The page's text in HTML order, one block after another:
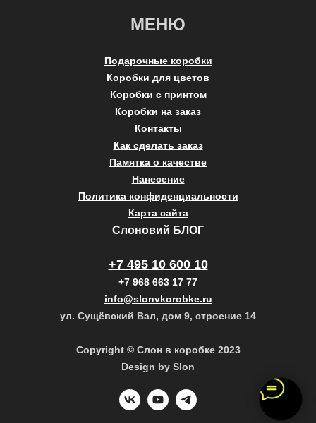
МЕНЮ
Подарочные коробки
Коробки для цветов
Коробки с принтом
Коробки на заказ
Контакты
Как сделать заказ
Памятка о качестве
Нанесение
Политика конфиденциальности
Карта сайта
Слоновий БЛОГ
+7 495 10 600 10
+7 968 663 17 77
info@slonvkorobke.ru
ул. Сущёвский Вал, дом 9, строение 14
Copyright © Слон в коробке 2023
Design by Slon